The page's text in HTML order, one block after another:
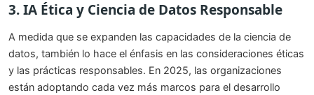
3. IA Ética y Ciencia de Datos Responsable
A medida que se expanden las capacidades de la ciencia de
datos, también lo hace el énfasis en las consideraciones éticas
y las prácticas responsables. En 2025, las organizaciones
están adoptando cada vez más marcos para el desarrollo